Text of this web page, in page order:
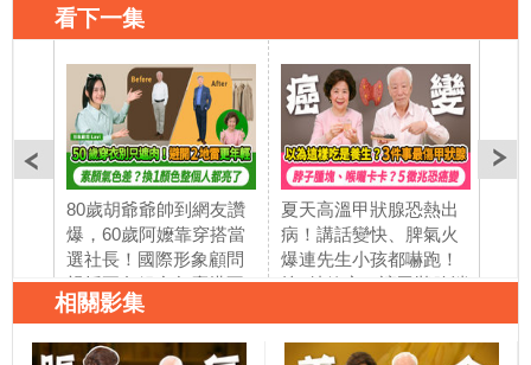
看下一集
80歲胡爺爺帥到網友讚
爆，60歲阿嬤靠穿搭當
選社長！國際形象顧問
親授五色組合怎麼搭不
踩雷，避開這3件事，讓
分辨冷暖膚色｜胡乃文
夏天高溫甲狀腺恐熱出
病！講話變快、脾氣火
爆連先生小孩都嚇跑！
按1特效穴，讓甲狀腺消
癌變。甲狀腺亢進低下
地
相關影集